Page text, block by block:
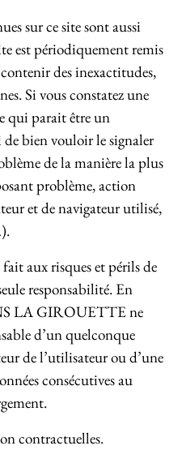
sur ce site sont aussi
est périodiquement remis
des inexactitudes,
Si vous constatez une
qui parait être un
bien vouloir le signaler
de la manière la plus
problème, action
et de navigateur utilisé,
aux risques et périls de
responsabilité. En
LA GIROUETTE ne
d’un quelconque
de l’utilisateur ou d’une
consécutives au
contractuelles.